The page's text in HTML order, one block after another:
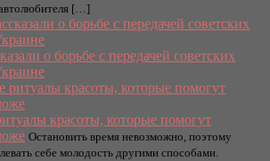
[…]
о борьбе с передачей советских
красоты, которые помогут
Остановить время невозможно, поэтому
себе молодость другими способами.